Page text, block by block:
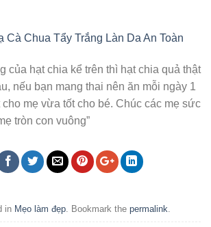
Cà Chua Tẩy Trắng Làn Da An Toàn
của hạt chia kể trên thì hạt chia quả thật
nếu bạn mang thai nên ăn mỗi ngày 1
cho mẹ vừa tốt cho bé. Chúc các mẹ sức
tròn con vuông”
in Mẹo làm đẹp. Bookmark the permalink.